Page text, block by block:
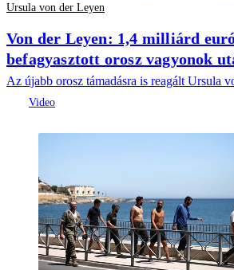
Ursula von der Leyen
Von der Leyen: 1,4 milliárd
befagyasztott orosz vagyonok
Az újabb orosz támadásra is reagált Ursula